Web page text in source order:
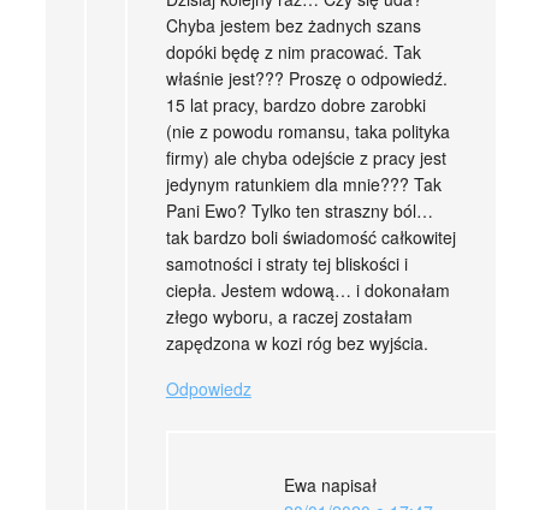
Chyba jestem bez żadnych szans
dopóki będę z nim pracować. Tak
właśnie jest??? Proszę o odpowiedź.
15 lat pracy, bardzo dobre zarobki
(nie z powodu romansu, taka polityka
firmy) ale chyba odejście z pracy jest
jedynym ratunkiem dla mnie??? Tak
Pani Ewo? Tylko ten straszny ból…
tak bardzo boli świadomość całkowitej
samotności i straty tej bliskości i
ciepła. Jestem wdową… i dokonałam
złego wyboru, a raczej zostałam
zapędzona w kozi róg bez wyjścia.
Odpowiedz
Ewa napisał